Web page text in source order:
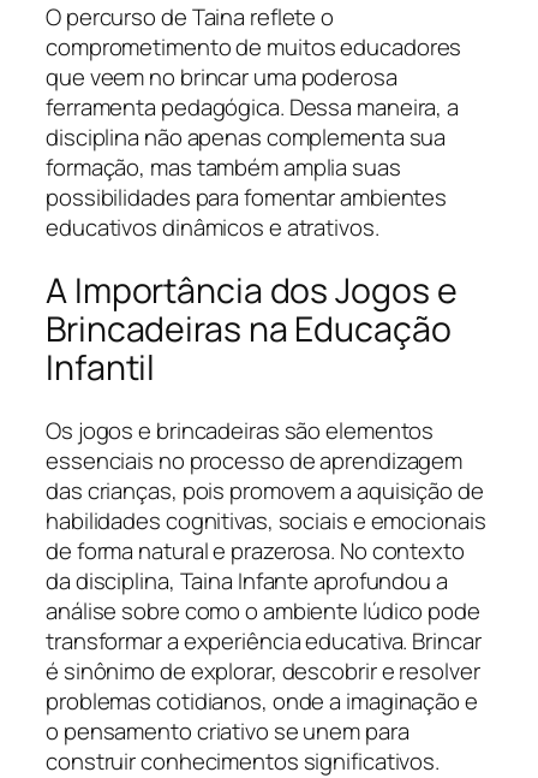
O percurso de Taina reflete o
comprometimento de muitos educadores
que veem no brincar uma poderosa
ferramenta pedagógica. Dessa maneira, a
disciplina não apenas complementa sua
formação, mas também amplia suas
possibilidades para fomentar ambientes
educativos dinâmicos e atrativos.
A Importância dos Jogos e
Brincadeiras na Educação
Infantil
Os jogos e brincadeiras são elementos
essenciais no processo de aprendizagem
das crianças, pois promovem a aquisição de
habilidades cognitivas, sociais e emocionais
de forma natural e prazerosa. No contexto
da disciplina, Taina Infante aprofundou a
análise sobre como o ambiente lúdico pode
transformar a experiência educativa. Brincar
é sinônimo de explorar, descobrir e resolver
problemas cotidianos, onde a imaginação e
o pensamento criativo se unem para
construir conhecimentos significativos.